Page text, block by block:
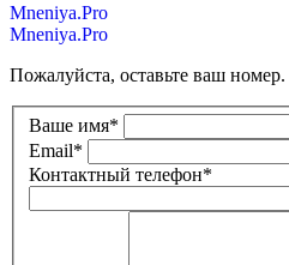
Mneniya.Pro
Mneniya.Pro
Пожалуйста, оставьте ваш
Ваше имя*
Email*
Контактный телефон*